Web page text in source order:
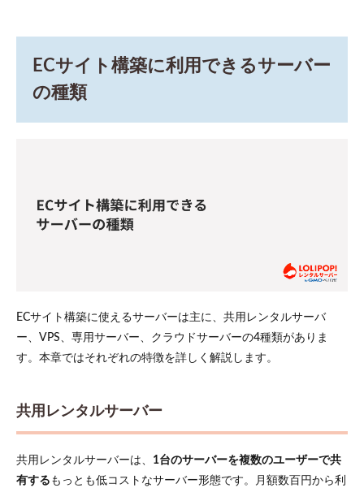
ECサイト構築に利用できるサーバー
の種類
ECサイト構築に使えるサーバーは主に、共用レンタルサーバ
ー、VPS、専用サーバー、クラウドサーバーの4種類がありま
す。本章ではそれぞれの特徴を詳しく解説します。
共用レンタルサーバー
共用レンタルサーバーは、 1台のサーバーを複数のユーザーで共
有する もっとも低コストなサーバー形態です。月額数百円から利